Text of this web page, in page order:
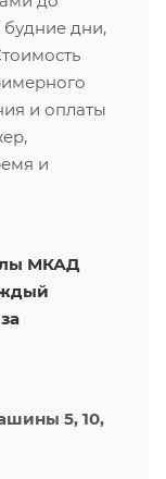
будние дни,
и оплаты
и
МКАД
5, 10,